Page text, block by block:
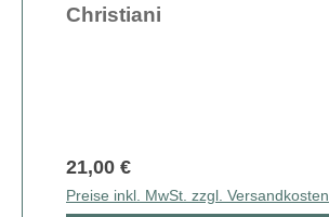
Christiani
21,00 €
Preise inkl. MwSt. zzgl. Versandkosten